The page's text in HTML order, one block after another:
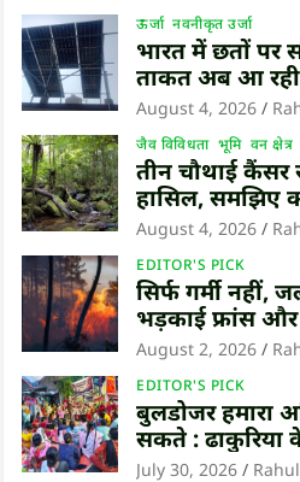
ऊर्जा नवनीकृत उर्जा
भारत में छतों पर
ताकत अब आ
August 4, 2026
जैव विविधता भूमि वन क्षेत्र
तीन चौथाई कैंसर
हासिल, समझिए
उष्णकटिबंधीय
August 4, 2026
EDITOR'S PICK
सिर्फ गर्मी नहीं,
भड़काई फ्रांस
आग
August 2, 2026
EDITOR'S PICK
बुलडोजर हमारा
सकते : ढाकुरिया
– पुनर्वास हो,
July 30, 2026